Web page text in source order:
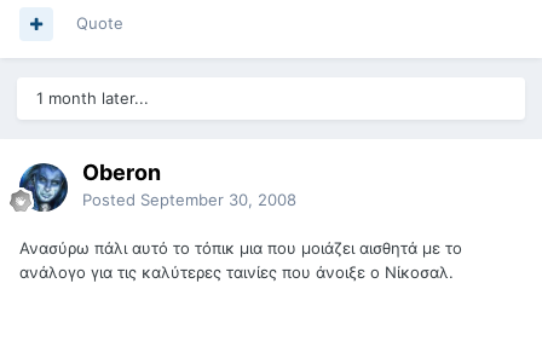
Quote
1 month later...
Oberon
Posted September 30, 2008
Ανασύρω πάλι αυτό το τόπικ μια που μοιάζει αισθητά με το
ανάλογο για τις καλύτερες ταινίες που άνοιξε ο Νίκοσαλ.